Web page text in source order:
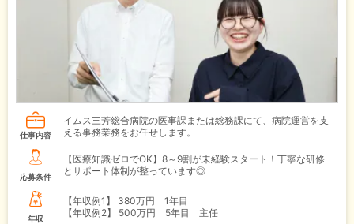
仕事内容
イムス三芳総合病院の医事課または総務課にて、病院運営を支
える事務業務をお任せします。
応募条件
【医療知識ゼロでOK】8～9割が未経験スタート！丁寧な研修
とサポート体制が整っています◎
年収
【年収例1】
380万円 1年目
【年収例2】
500万円 5年目 主任